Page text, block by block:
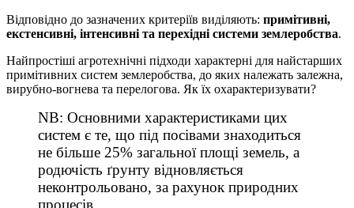
Відповідно до зазначених критеріїв виділяють: примітивні,
екстенсивні, інтенсивні та перехідні системи землеробства.
Найпростіші агротехнічні підходи характерні для найстарших
примітивних систем землеробства, до яких належать залежна,
вирубно-вогнева та перелогова. Як їх охарактеризувати?
NB: Основними характеристиками цих
систем є те, що під посівами знаходиться
не більше 25% загальної площі земель, а
родючість ґрунту відновляється
неконтрольовано, за рахунок природних
процесів.